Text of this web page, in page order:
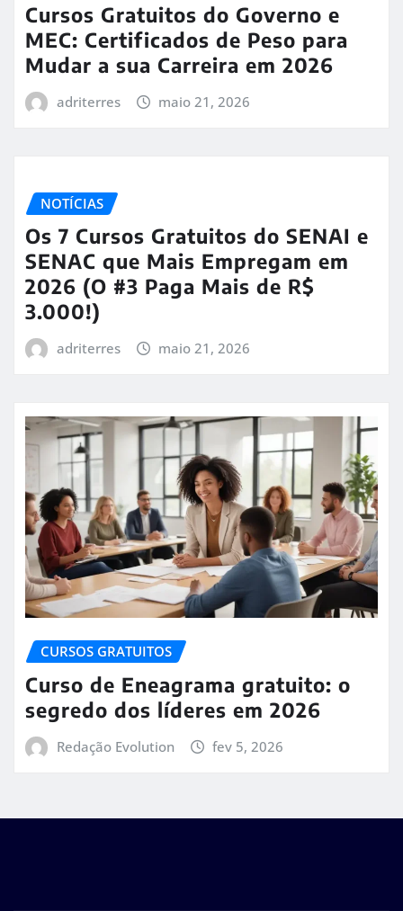
Cursos Gratuitos do Governo e
MEC: Certificados de Peso para
Mudar a sua Carreira em 2026
adriterres maio 21, 2026
NOTÍCIAS
Os 7 Cursos Gratuitos do SENAI e
SENAC que Mais Empregam em
2026 (O #3 Paga Mais de R$
3.000!)
adriterres maio 21, 2026
CURSOS GRATUITOS
Curso de Eneagrama gratuito: o
segredo dos líderes em 2026
Redação Evolution fev 5, 2026